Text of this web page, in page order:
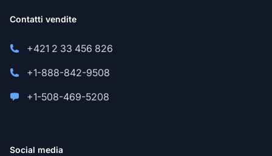
Contatti vendite
+421 2 33 456 826
+1-888-842-9508
+1-508-469-5208
Social media